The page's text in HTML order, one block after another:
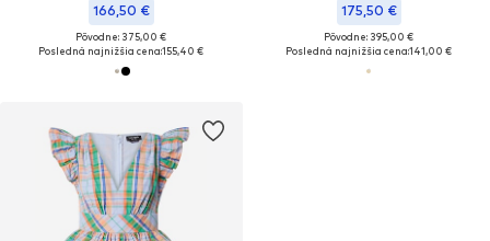
166,50 €
Pôvodne: 375,00 €
Posledná najnižšia cena:155,40 €
175,50 €
Pôvodne: 395,00 €
Posledná najnižšia cena:141,00 €